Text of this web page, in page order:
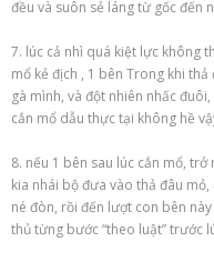
đều và suôn sẻ lángtừ gốcđến
7. lúc cả nhì quá kiệt lực không
mổ kẻ địch , 1 bên Trong khi thả
gà mình, và đột nhiên nhấc đuôi,
cắn mổ dẫu thực tại không hề
8. nếu 1 bên sau lúc cắn mổ, trở
kia nhái bộ đưa vào thả đâu
né đòn, rồi đến lượt con bên này
thủtừng bước “theo luật” trước